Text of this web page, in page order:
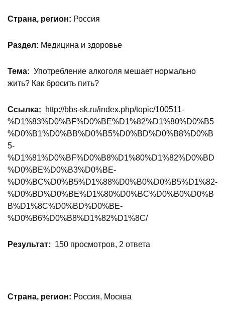
Страна, регион: Россия
Раздел: Медицина и здоровье
Тема: Употребление алкоголя мешает нормально
жить? Как бросить пить?
Ссылка: http://bbs-sk.ru/index.php/topic/100511-
%D1%83%D0%BF%D0%BE%D1%82%D1%80%D0%B5
%D0%B1%D0%BB%D0%B5%D0%BD%D0%B8%D0%B
5-
%D1%81%D0%BF%D0%B8%D1%80%D1%82%D0%BD
%D0%BE%D0%B3%D0%BE-
%D0%BC%D0%B5%D1%88%D0%B0%D0%B5%D1%82-
%D0%BD%D0%BE%D1%80%D0%BC%D0%B0%D0%B
B%D1%8C%D0%BD%D0%BE-
%D0%B6%D0%B8%D1%82%D1%8C/
Результат: 150 просмотров, 2 ответа
Страна, регион: Россия, Москва